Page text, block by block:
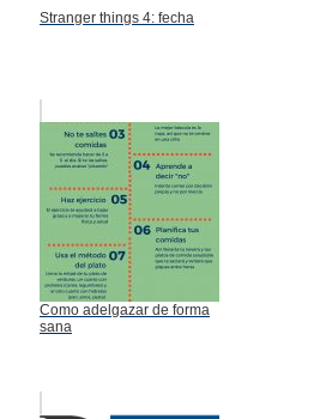
Stranger things 4: fecha
Como adelgazar de forma
sana